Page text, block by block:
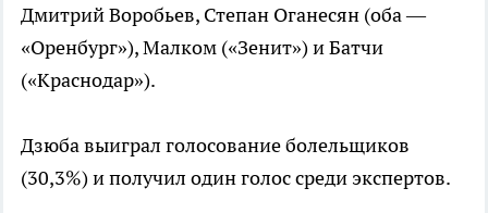
Дмитрий Воробьев, Степан Оганесян (оба —
«Оренбург»), Малком («Зенит») и Батчи
(«Краснодар»).
Дзюба выиграл голосование болельщиков
(30,3%) и получил один голос среди экспертов.